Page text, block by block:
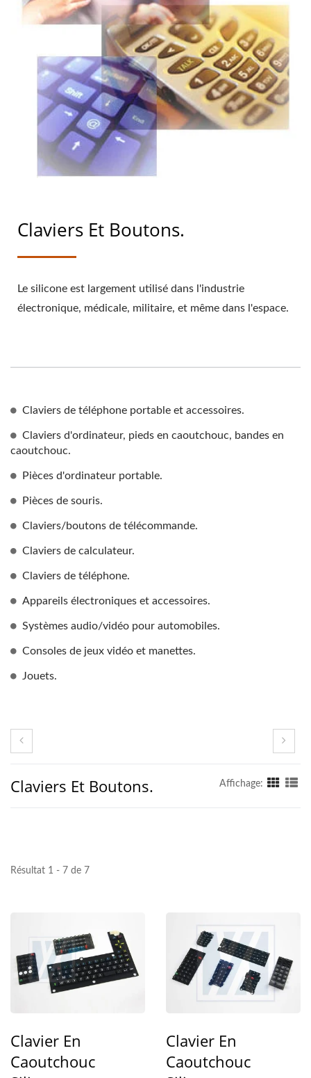
Claviers Et Boutons.
Le silicone est largement utilisé dans l'industrie
électronique, médicale, militaire, et même dans l'espace.
Claviers de téléphone portable et accessoires.
Claviers d'ordinateur, pieds en caoutchouc, bandes en
caoutchouc.
Pièces d'ordinateur portable.
Pièces de souris.
Claviers/boutons de télécommande.
Claviers de calculateur.
Claviers de téléphone.
Appareils électroniques et accessoires.
Systèmes audio/vidéo pour automobiles.
Consoles de jeux vidéo et manettes.
Jouets.
Claviers Et Boutons. Affichage:
Résultat 1 - 7 de 7
Clavier En
Caoutchouc
Clavier En
Caoutchouc